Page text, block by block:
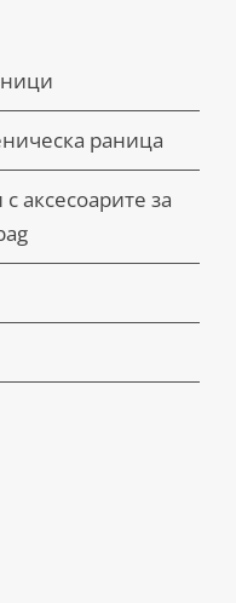
раница
аксесоарите за